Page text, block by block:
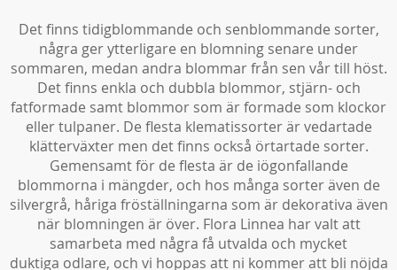
Det finns tidigblommande och senblommande sorter,
några ger ytterligare en blomning senare under
sommaren, medan andra blommar från sen vår till höst.
Det finns enkla och dubbla blommor, stjärn- och
fatformade samt blommor som är formade som klockor
eller tulpaner. De flesta klematissorter är vedartade
klätterväxter men det finns också örtartade sorter.
Gemensamt för de flesta är de iögonfallande
blommorna i mängder, och hos många sorter även de
silvergrå, håriga fröställningarna som är dekorativa även
när blomningen är över. Flora Linnea har valt att
samarbeta med några få utvalda och mycket
duktiga odlare, och vi hoppas att ni kommer att bli nöjda